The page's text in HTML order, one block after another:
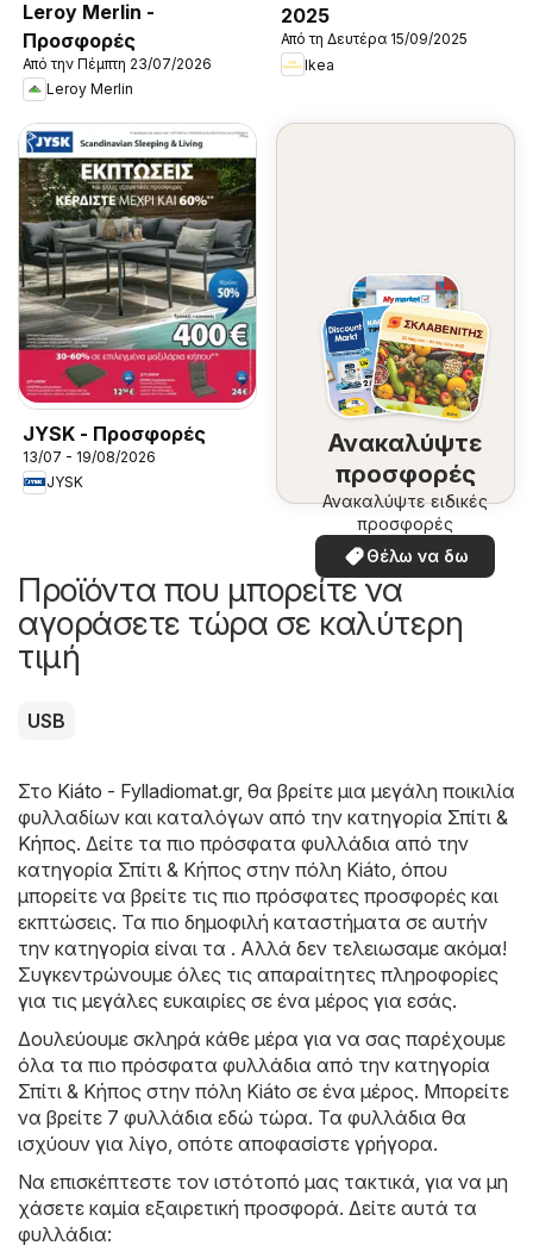
Leroy Merlin -
Προσφορές
Από την Πέμπτη 23/07/2026
Leroy Merlin
2025
Από τη Δευτέρα 15/09/2025
Ikea
JYSK - Προσφορές
13/07 - 19/08/2026
JYSK
Ανακαλύψτε
προσφορές
Ανακαλύψτε ειδικές
προσφορές
Θέλω να δω
Προϊόντα που μπορείτε να
αγοράσετε τώρα σε καλύτερη
τιμή
USB
Στο Kiáto - Fylladiomat.gr, θα βρείτε μια μεγάλη ποικιλία
φυλλαδίων και καταλόγων από την κατηγορία Σπίτι &
Κήπος. Δείτε τα πιο πρόσφατα φυλλάδια από την
κατηγορία Σπίτι & Κήπος στην πόλη Kiáto, όπου
μπορείτε να βρείτε τις πιο πρόσφατες προσφορές και
εκπτώσεις. Τα πιο δημοφιλή καταστήματα σε αυτήν
την κατηγορία είναι τα . Αλλά δεν τελειωσαμε ακόμα!
Συγκεντρώνουμε όλες τις απαραίτητες πληροφορίες
για τις μεγάλες ευκαιρίες σε ένα μέρος για εσάς.
Δουλεύουμε σκληρά κάθε μέρα για να σας παρέχουμε
όλα τα πιο πρόσφατα φυλλάδια από την κατηγορία
Σπίτι & Κήπος στην πόλη Kiáto σε ένα μέρος. Μπορείτε
να βρείτε 7 φυλλάδια εδώ τώρα. Τα φυλλάδια θα
ισχύουν για λίγο, οπότε αποφασίστε γρήγορα.
Να επισκέπτεστε τον ιστότοπό μας τακτικά, για να μη
χάσετε καμία εξαιρετική προσφορά. Δείτε αυτά τα
φυλλάδια: